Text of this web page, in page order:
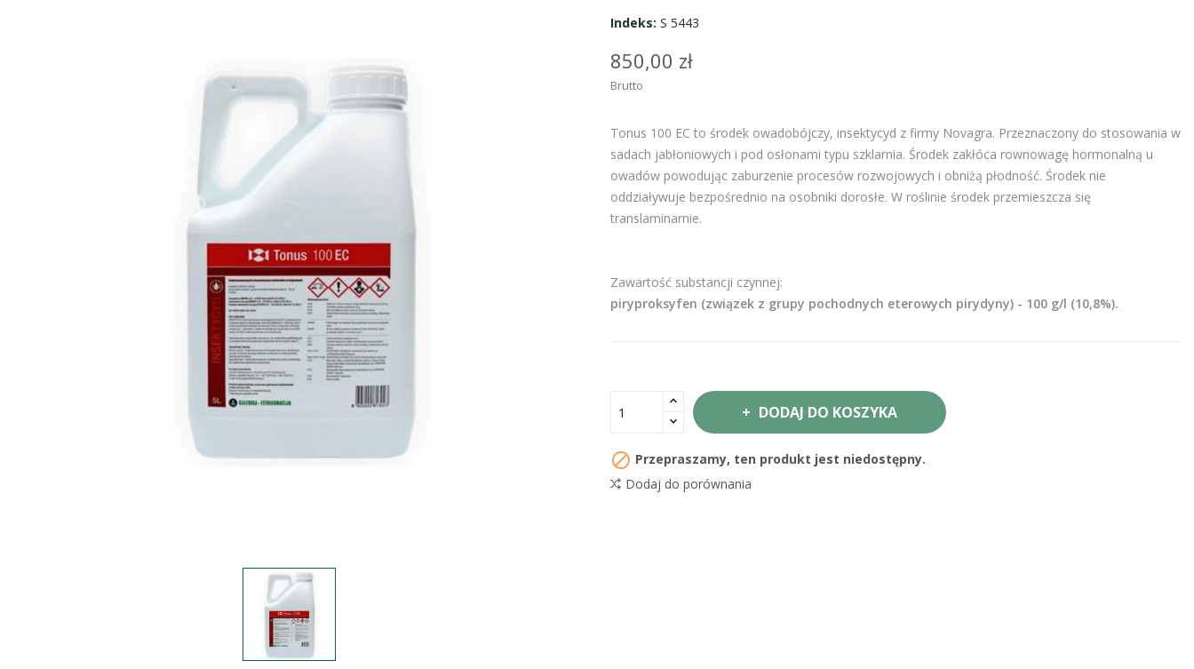
Indeks: S 5443
850,00 zł
Brutto
Tonus 100 EC to środek owadobójczy, insektycyd z firmy Novagra. Przeznaczony do stosowania w
sadach jabłoniowych i pod osłonami typu szklarnia. Środek zakłóca rownowagę hormonalną u
owadów powodując zaburzenie procesów rozwojowych i obniżą płodność. Środek nie
oddziaływuje bezpośrednio na osobniki dorosłe. W roślinie środek przemieszcza się
translaminarnie.
Zawartość substancji czynnej:
piryproksyfen (związek z grupy pochodnych eterowych pirydyny) - 100 g/l (10,8%).
DODAJ DO KOSZYKA
 Przepraszamy, ten produkt jest niedostępny.
Dodaj do porównania